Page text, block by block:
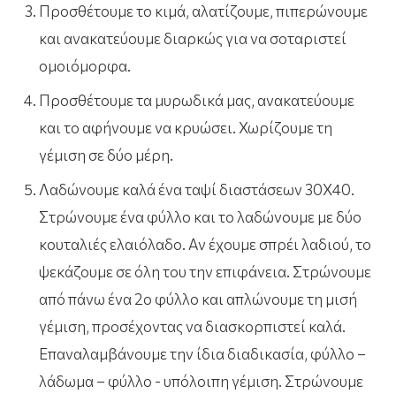
Προσθέτουμε το κιμά, αλατίζουμε, πιπερώνουμε
και ανακατεύουμε διαρκώς για να σοταριστεί
ομοιόμορφα.
Προσθέτουμε τα μυρωδικά μας, ανακατεύουμε
και το αφήνουμε να κρυώσει. Χωρίζουμε τη
γέμιση σε δύο μέρη.
Λαδώνουμε καλά ένα ταψί διαστάσεων 30Χ40.
Στρώνουμε ένα φύλλο και το λαδώνουμε με δύο
κουταλιές ελαιόλαδο. Αν έχουμε σπρέι λαδιού, το
ψεκάζουμε σε όλη του την επιφάνεια. Στρώνουμε
από πάνω ένα 2ο φύλλο και απλώνουμε τη μισή
γέμιση, προσέχοντας να διασκορπιστεί καλά.
Επαναλαμβάνουμε την ίδια διαδικασία, φύλλο –
λάδωμα – φύλλο - υπόλοιπη γέμιση. Στρώνουμε